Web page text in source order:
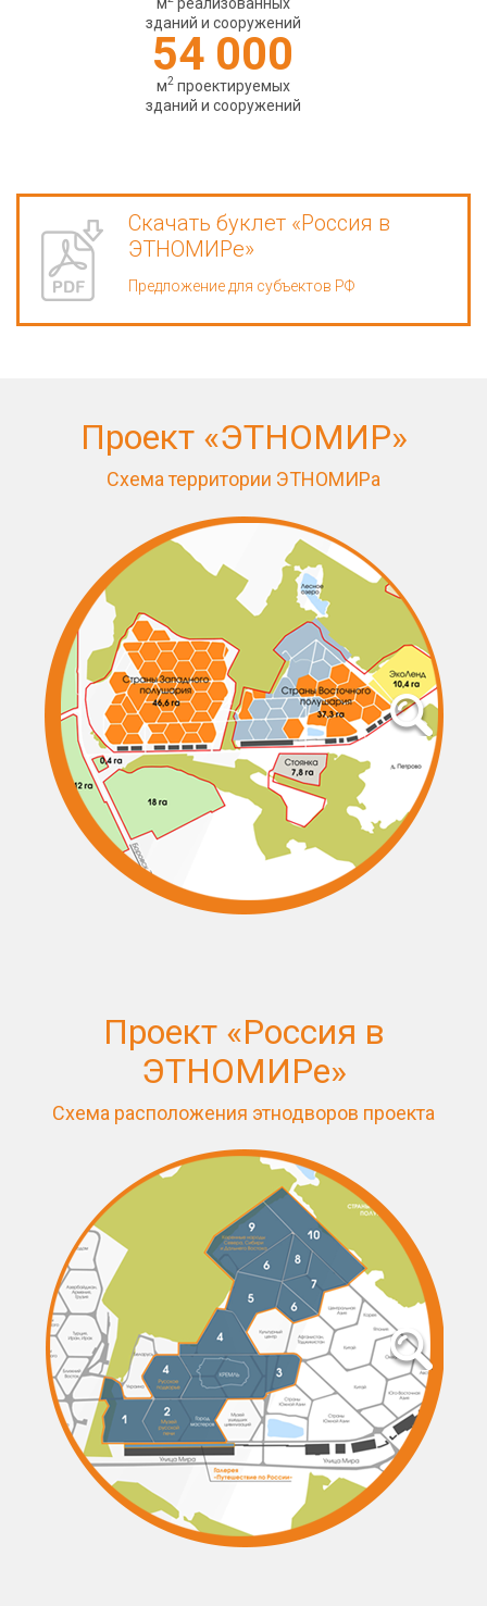
зданий и сооружений
54 000
м2проектируемых
зданий и сооружений
Скачать буклет «Россия в
ЭТНОМИРе»
Предложение для субъектов РФ
Проект «ЭТНОМИР»
Схема территории ЭТНОМИРа
Проект «Россия в
ЭТНОМИРе»
Схема расположения этнодворов проекта